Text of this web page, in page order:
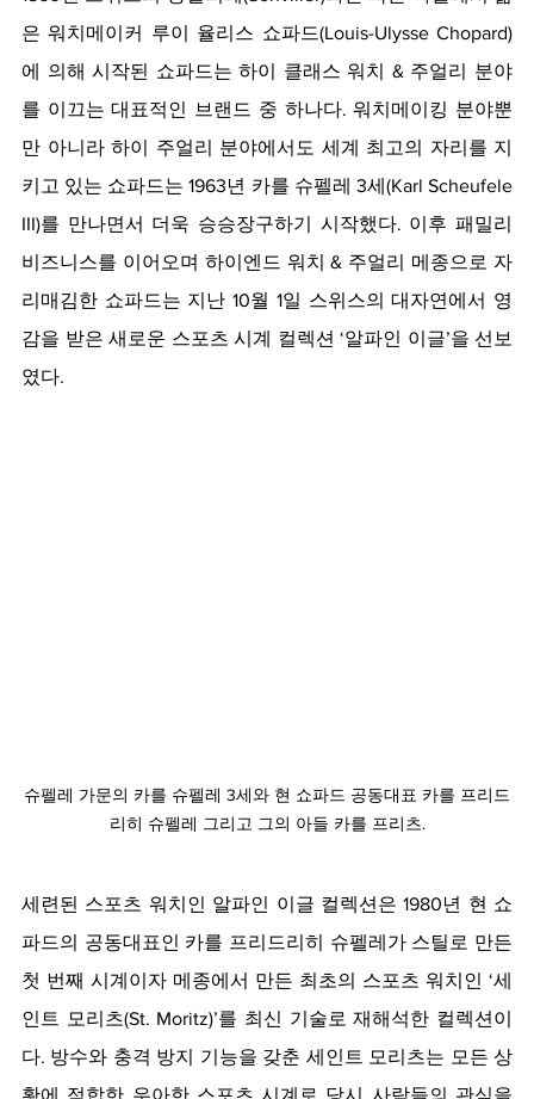
은 워치메이커 루이 율리스 쇼파드(Louis-Ulysse Chopard)
에 의해 시작된 쇼파드는 하이 클래스 워치 & 주얼리 분야
를 이끄는 대표적인 브랜드 중 하나다. 워치메이킹 분야뿐
만 아니라 하이 주얼리 분야에서도 세계 최고의 자리를 지
키고 있는 쇼파드는 1963년 카를 슈펠레 3세(Karl Scheufele
III)를 만나면서 더욱 승승장구하기 시작했다. 이후 패밀리
비즈니스를 이어오며 하이엔드 워치 & 주얼리 메종으로 자
리매김한 쇼파드는 지난 10월 1일 스위스의 대자연에서 영
감을 받은 새로운 스포츠 시계 컬렉션 ‘알파인 이글’을 선보
였다.
슈펠레 가문의 카를 슈펠레 3세와 현 쇼파드 공동대표 카를 프리드
리히 슈펠레 그리고 그의 아들 카를 프리츠.
세련된 스포츠 워치인 알파인 이글 컬렉션은 1980년 현 쇼
파드의 공동대표인 카를 프리드리히 슈펠레가 스틸로 만든
첫 번째 시계이자 메종에서 만든 최초의 스포츠 워치인 ‘세
인트 모리츠(St. Moritz)’를 최신 기술로 재해석한 컬렉션이
다. 방수와 충격 방지 기능을 갖춘 세인트 모리츠는 모든 상